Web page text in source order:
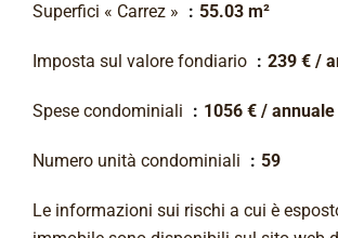
Superfici « Carrez » 55.03 m²
Imposta sul valore fondiario 239 € /
Spese condominiali 1056 € / annuale
Numero unità condominiali 59
Le informazioni sui rischi a cui è